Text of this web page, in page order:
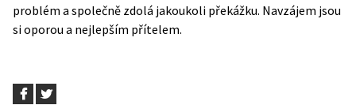
problém a společně zdolá jakoukoli překážku. Navzájem jsou
si oporou a nejlepším přítelem.